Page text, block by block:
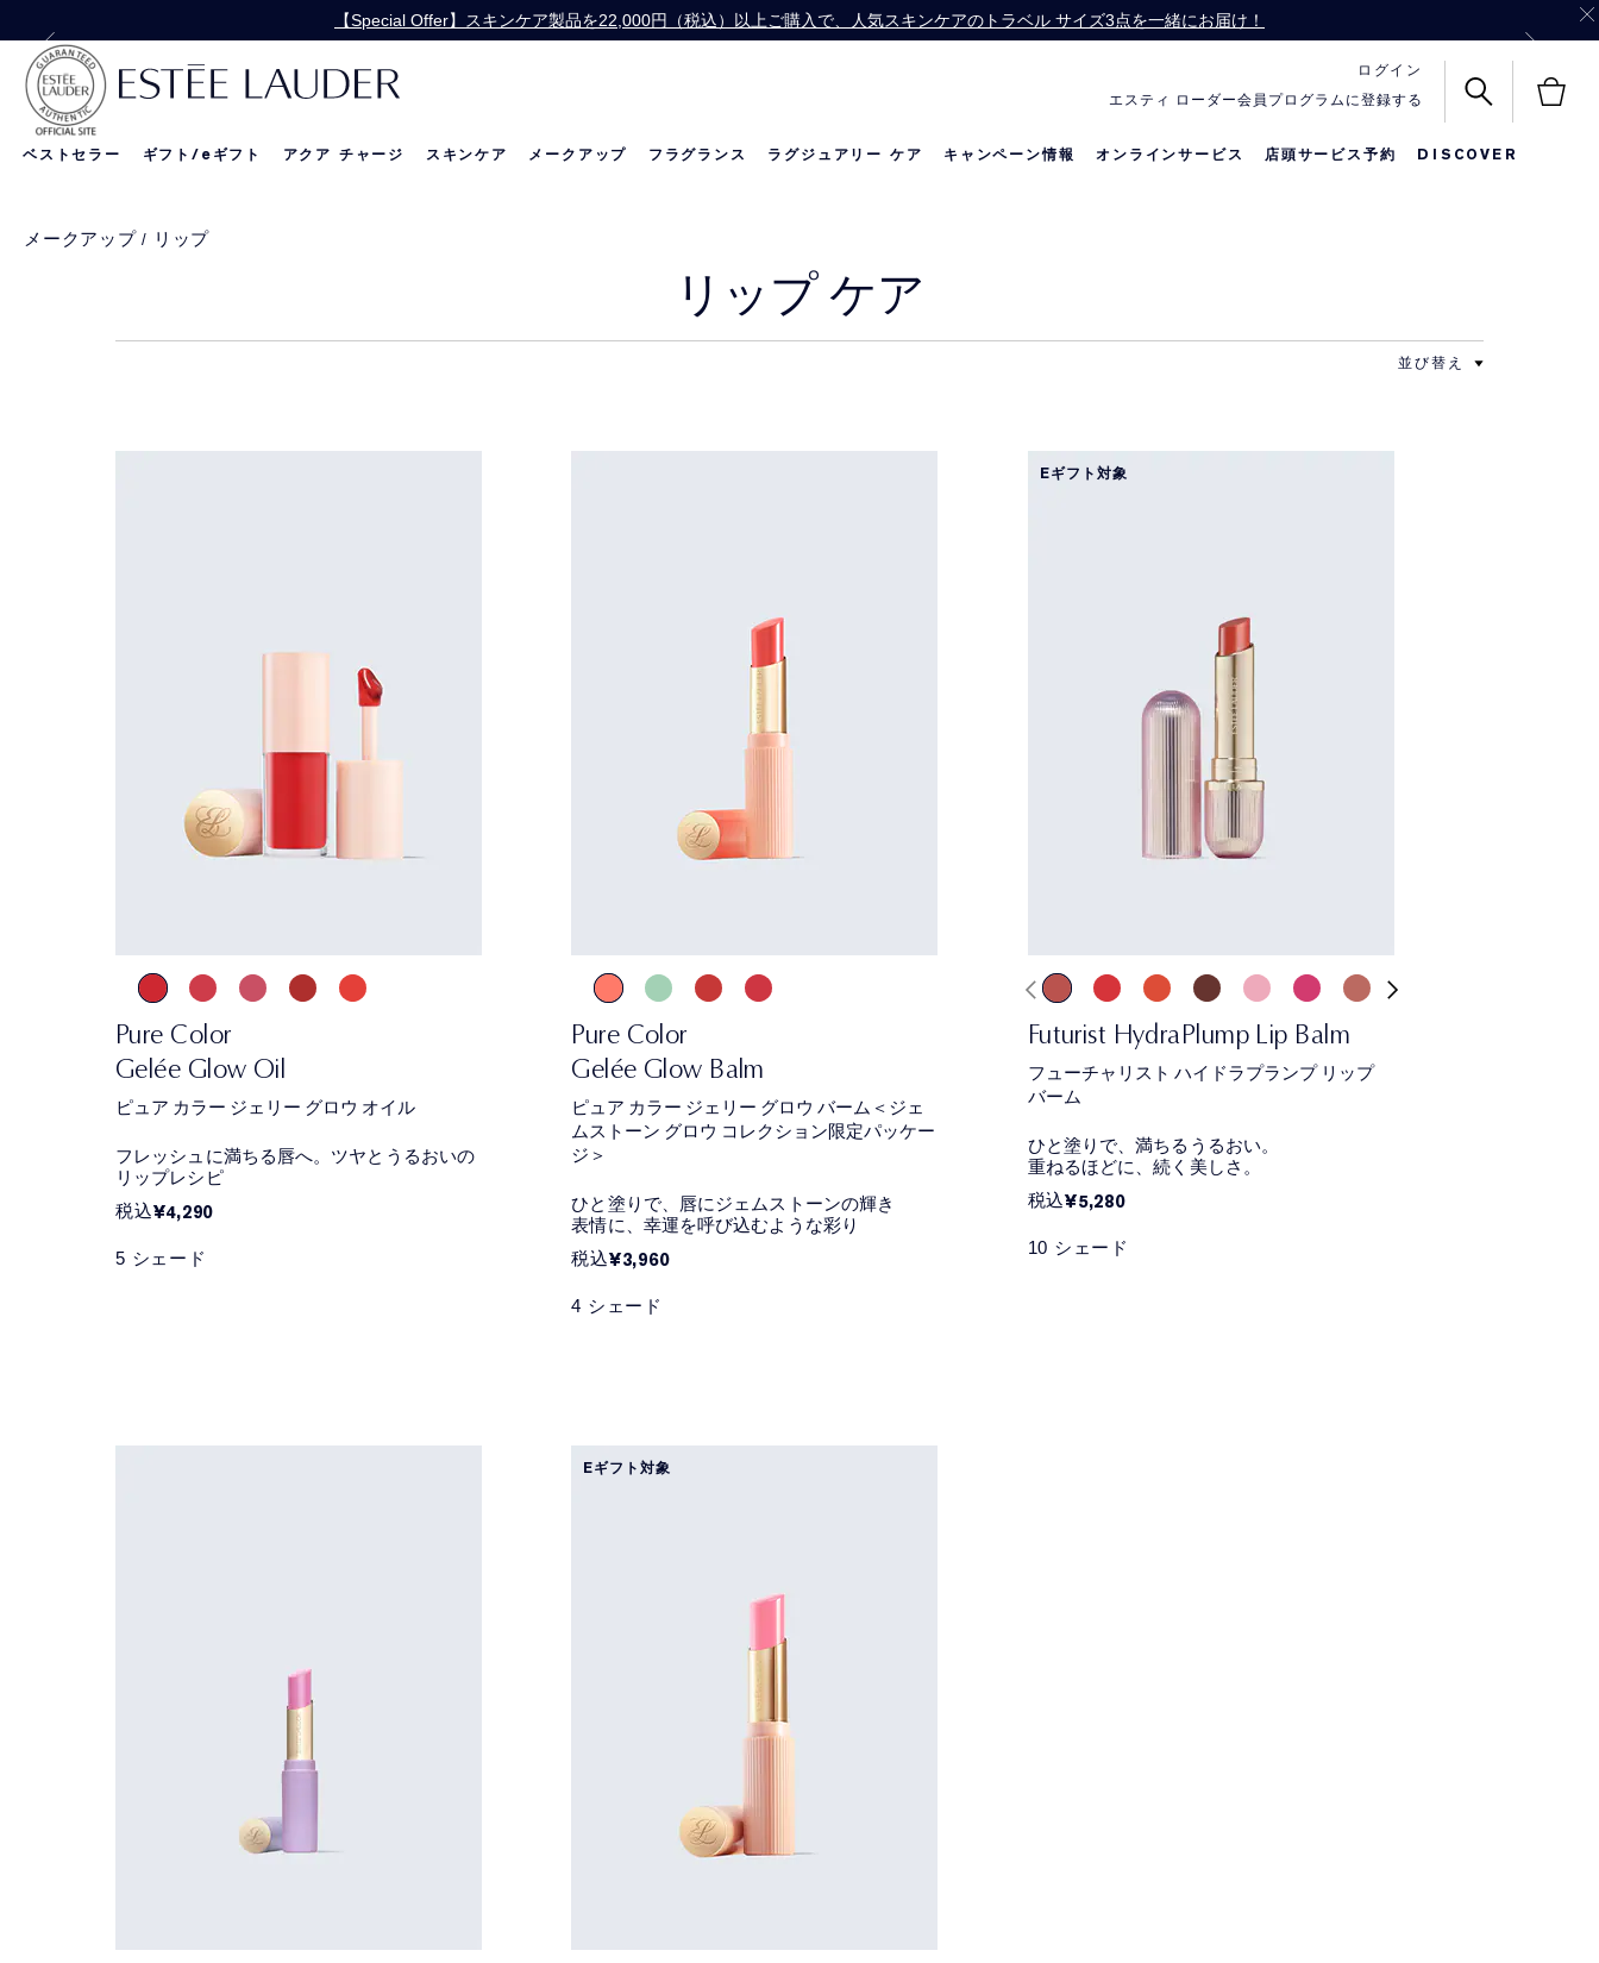
価格改定のお知らせ
【Special Offer】公式オンライン ショップで13,200円（税込）以上ご購入の方に、バッグをプレゼント！
【Special Offer】スキンケア製品を22,000円（税込）以上ご購入で、人気スキンケアのトラベル サイズ3点を一緒にお届け！
お会計にPayPayをご利用いただけるようになりました。
エスティ ローダー会員プログラムに登録する
ログイン
ベストセラー ギフト/eギフト アクア チャージ スキンケア メークアップ フラグランス ラグジュアリー ケア キャンペーン情報 オンラインサービス 店頭サービス予約 DISCOVER
メークアップ リップ
リップ ケア
並び替え
Pure Color
Gelée Glow Oil
ピュア カラー ジェリー グロウ オイル
フレッシュに満ちる唇へ。ツヤとうるおいの
リップレシピ
税込¥4,290
5 シェード
Pure Color
Gelée Glow Balm
ピュア カラー ジェリー グロウ バーム＜ジェ
ムストーン グロウ コレクション限定パッケー
ジ＞
ひと塗りで、唇にジェムストーンの輝き
表情に、幸運を呼び込むような彩り
税込¥3,960
4 シェード
Eギフト対象
Futurist HydraPlump Lip Balm
フューチャリスト ハイドラプランプ リップ
バーム
ひと塗りで、満ちるうるおい。
重ねるほどに、続く美しさ。
税込¥5,280
10 シェード
Eギフト対象